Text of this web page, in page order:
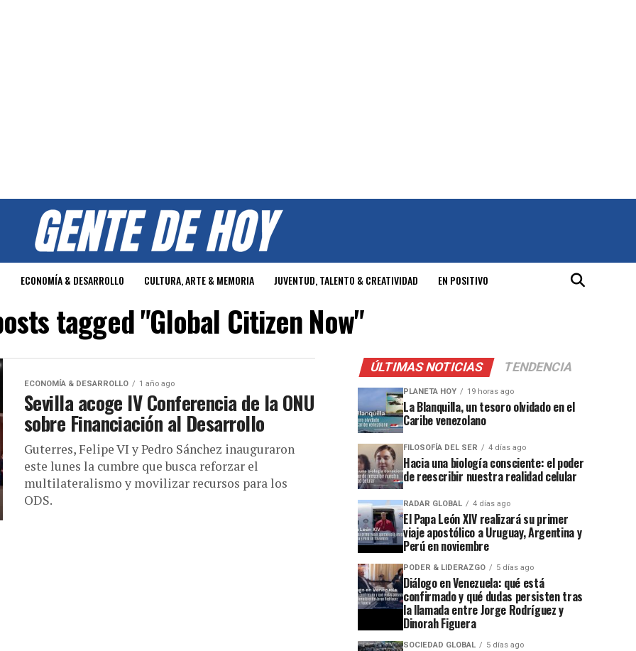
ECONOMÍA & DESARROLLO CULTURA, ARTE & MEMORIA JUVENTUD, TALENTO & CREATIVIDAD EN POSITIVO
tagged "Global Citizen Now"
ECONOMÍA & DESARROLLO 1 año ago
Sevilla acoge IV Conferencia de la ONU
sobre Financiación al Desarrollo
Guterres, Felipe VI y Pedro Sánchez inauguraron
este lunes la cumbre que busca reforzar el
multilateralismo y movilizar recursos para los
ODS.
ÚLTIMAS NOTICIAS TENDENCIA
PLANETA HOY 19 horas ago
La Blanquilla, un tesoro olvidado en el
Caribe venezolano
FILOSOFÍA DEL SER 4 días ago
Hacia una biología consciente: el poder
de reescribir nuestra realidad celular
RADAR GLOBAL 4 días ago
El Papa León XIV realizará su primer
viaje apostólico a Uruguay, Argentina y
Perú en noviembre
PODER & LIDERAZGO 5 días ago
Diálogo en Venezuela: qué está
confirmado y qué dudas persisten tras
la llamada entre Jorge Rodríguez y
Dinorah Figuera
SOCIEDAD GLOBAL 5 días ago